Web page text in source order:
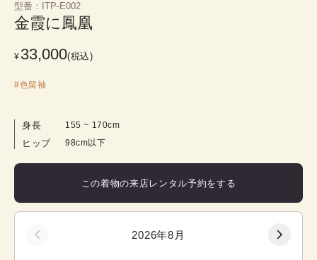
型番 ： ITP-E002
金霞に鳳凰
¥ 33,000(税込)
#色留袖
身長 155 ~ 170cm
ヒップ 98cm以下
この着物の来店レンタル予約をする
2026年8月